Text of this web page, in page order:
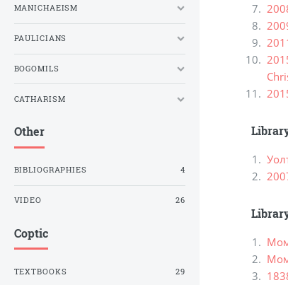
MANICHAEISM
PAULICIANS
BOGOMILS
CATHARISM
Other
BIBLIOGRAPHIES 4
VIDEO 26
Coptic
TEXTBOOKS 29